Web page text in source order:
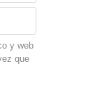
y web
que